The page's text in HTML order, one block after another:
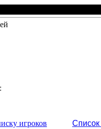
игроков
Список